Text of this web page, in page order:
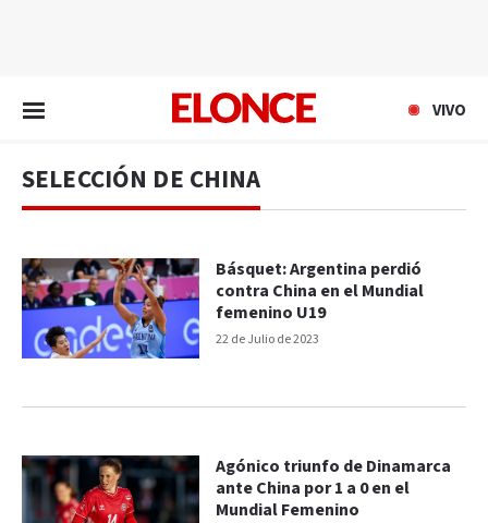
VIVO
SELECCIÓN DE CHINA
22 de Julio de 2023
Básquet: Argentina perdió
contra China en el Mundial
femenino U19
Agónico triunfo de Dinamarca
ante China por 1 a 0 en el
Mundial Femenino